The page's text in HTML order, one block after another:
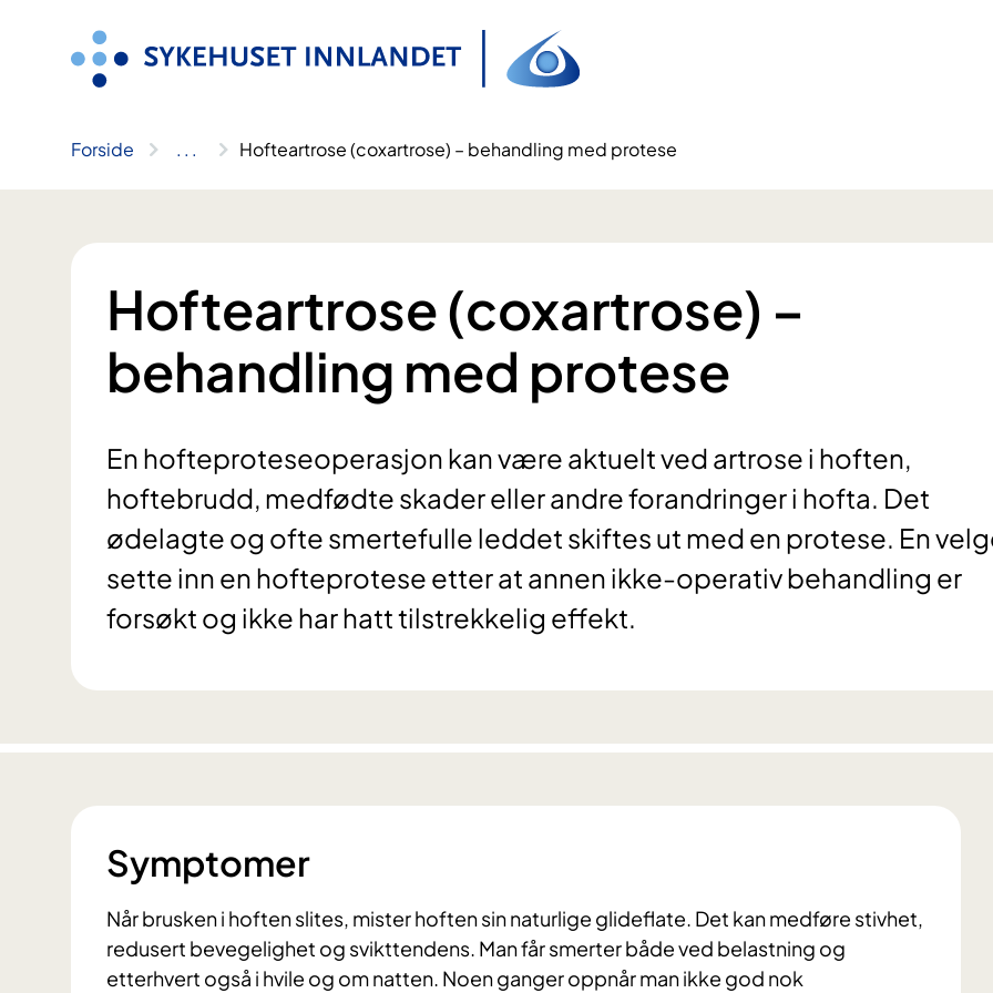
Forside .. . Hofteartrose (coxartrose) – behandling med protese
Hofteartrose (coxartrose) –
behandling med protese
En hofteproteseoperasjon kan være aktuelt ved artrose i hoften,
hoftebrudd, medfødte skader eller andre forandringer i hofta. Det
ødelagte og ofte smertefulle leddet skiftes ut med en protese. En
sette inn en hofteprotese etter at annen ikke-operativ behandling er
forsøkt og ikke har hatt tilstrekkelig effekt.
Symptomer
Når brusken i hoften slites, mister hoften sin naturlige glideflate. Det kan medføre stivhet,
redusert bevegelighet og svikttendens. Man får smerter både ved belastning og
etterhvert også i hvile og om natten. Noen ganger oppnår man ikke god nok